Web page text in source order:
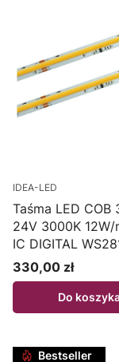
IDEA-LED
Taśma LED COB
24V 3000K 12W/
IC DIGITAL
Cena
330,00 zł
Do
Bestseller